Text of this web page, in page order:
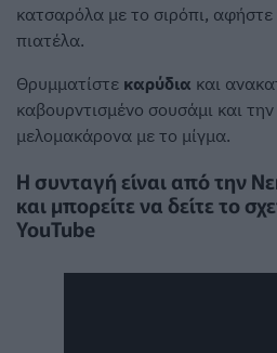
κατσαρόλα με το σιρόπι,
πιατέλα.
Θρυμματίστε καρύδια και
καβουρντισμένο σουσάμι και
μελομακάρονα με το μίγμα.
Η συνταγή είναι από την
και μπορείτε να δείτε το
YouTube